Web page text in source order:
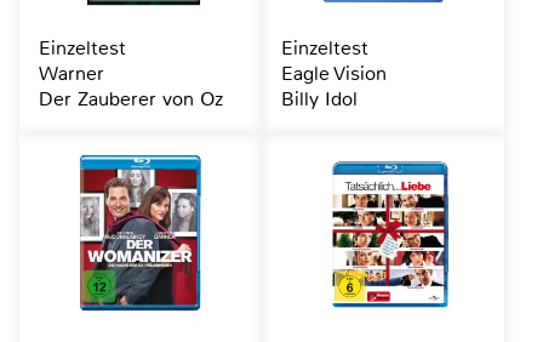
Einzeltest
Warner
Der Zauberer von Oz
Einzeltest
Eagle Vision
Billy Idol